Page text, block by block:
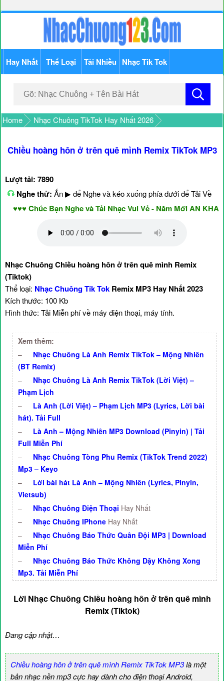
Hay Nhất Thể Loại Tải Nhiều Nhạc Tik Tok
Home Nhạc Chuông TikTok Hay Nhất 2026
Chiều hoàng hôn ở trên quê mình Remix TikTok MP3
Lượt tải: 7890
Nghe thử: Ấn ▶ để Nghe và kéo xuống phía dưới để Tải Về
Chúc Bạn Nghe và Tải Nhạc Vui Vẻ - Năm Mới AN KHANG
Nhạc Chuông Chiều hoàng hôn ở trên quê mình Remix
(Tiktok)
Thể loại: Nhạc Chuông Tik Tok Remix MP3 Hay Nhất 2023
Kích thước: 100 Kb
Hình thức: Tải Miễn phí về máy điện thoại, máy tính.
Xem thêm:
–
Nhạc Chuông Là Anh Remix TikTok – Mộng Nhiên
(BT Remix)
–
Nhạc Chuông Là Anh Remix TikTok (Lời Việt) –
Phạm Lịch
–
Là Anh (Lời Việt) – Phạm Lịch MP3 (Lyrics, Lời bài
hát). Tải Full
–
Là Anh – Mộng Nhiên MP3 Download (Pinyin) | Tải
Full Miễn Phí
–
Nhạc Chuông Tòng Phu Remix (TikTok Trend 2022)
Mp3 – Keyo
–
Lời bài hát Là Anh – Mộng Nhiên (Lyrics, Pinyin,
Vietsub)
–
Nhạc Chuông Điện Thoại Hay Nhất
–
Nhạc Chuông IPhone Hay Nhất
–
Nhạc Chuông Báo Thức Quân Đội MP3 | Download
Miễn Phí
–
Nhạc Chuông Báo Thức Không Dậy Không Xong
Mp3. Tải Miễn Phí
Lời Nhạc Chuông Chiều hoàng hôn ở trên quê mình
Remix (Tiktok)
Đang cập nhật…
Chiều hoàng hôn ở trên quê mình Remix TikTok MP3là một
bản nhạc nền mp3 cực hay dành cho điện thoại Android,